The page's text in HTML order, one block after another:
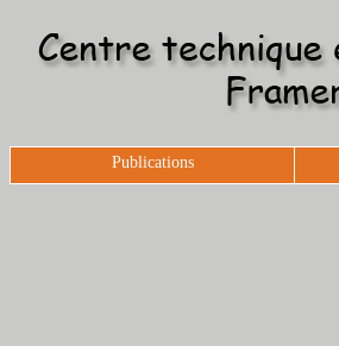
Publications